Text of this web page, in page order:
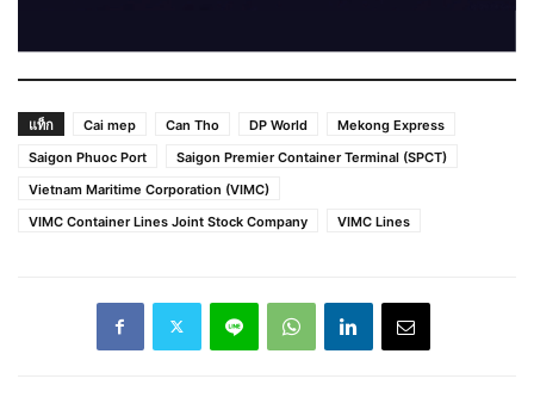
แท็ก Cai mep Can Tho DP World
Mekong Express
Saigon Phuoc Port
Saigon Premier Container Terminal (SPCT)
Vietnam Maritime Corporation (VIMC)
VIMC Container Lines Joint Stock Company
VIMC Lines